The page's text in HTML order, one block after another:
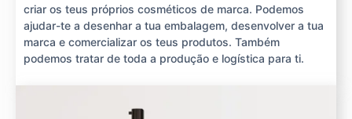
criar os teus próprios cosméticos de marca. Podemos
ajudar-te a desenhar a tua embalagem, desenvolver a tua
marca e comercializar os teus produtos. Também
podemos tratar de toda a produção e logística para ti.